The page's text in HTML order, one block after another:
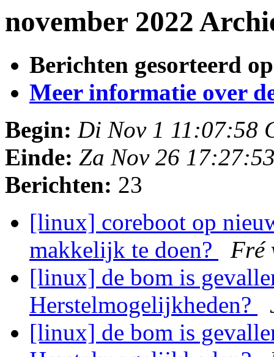
november 2022
Berichten gesorteerd
Meer informatie over
Begin: Di Nov 1 11:07:58
Einde: Za Nov 26
Berichten: 23
[linux] coreboot op
makkelijk te doen?
Fré
[linux] de bom is
Herstelmogelijkheden?
[linux] de bom is